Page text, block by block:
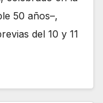
50 años–,
del 10 y 11